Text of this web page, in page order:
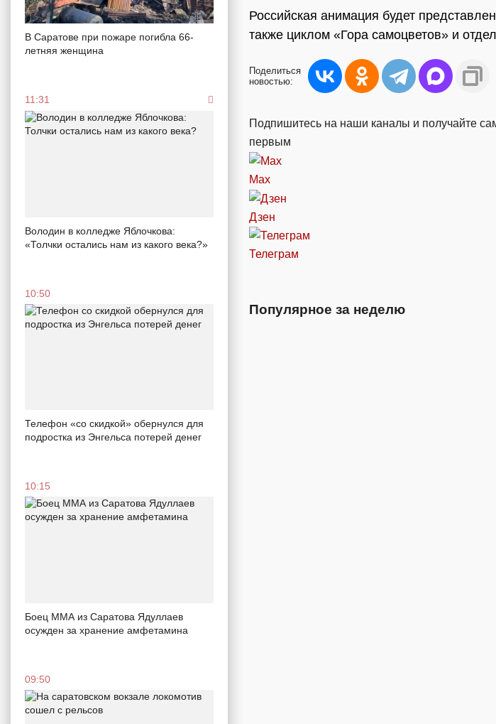
В Саратове при пожаре погибла 66-
летняя женщина
11:31
Володин в колледже Яблочкова:
«Толчки остались нам из какого века?»
10:50
Телефон «со скидкой» обернулся для
подростка из Энгельса потерей денег
10:15
Боец ММА из Саратова Ядуллаев
осужден за хранение амфетамина
09:50
Российская анимация будет
также циклом «Гора самоцветов» и
Поделиться
новостью:
Подпишитесь на наши каналы и получайте
первым
Max
Дзен
Телеграм
Популярное за неделю